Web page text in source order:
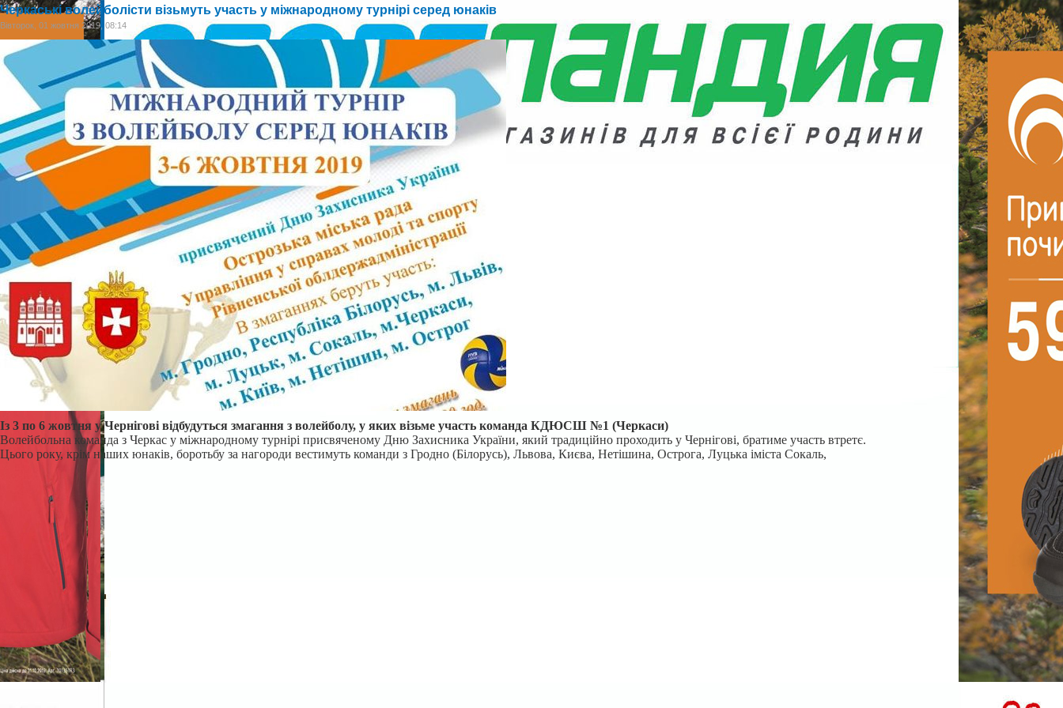
Черкаські волейболісти візьмуть участь у міжнародному турнірі серед юнаків
Вівторок, 01 жовтня 2019, 08:14
Із 3 по 6 жовтня у Чернігові відбудуться змагання з волейболу, у яких візьме участь команда КДЮСШ №1 (Черкаси)
Волейбольна команда з Черкас у міжнародному турнірі присвяченому Дню Захисника України, який традиційно проходить у Чернігові, братиме участь втретє.
Цього року, крім наших юнаків, боротьбу за нагороди вестимуть команди з Гродно (Білорусь), Львова, Києва, Нетішина, Острога, Луцька іміста Сокаль,